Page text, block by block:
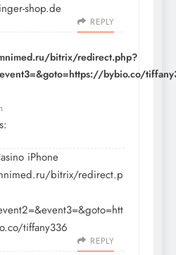
shop.de
REPLY
bitrix/redirect.php?
bybio.co/
iPhone
bitrix/redirect.p
tiffany336
REPLY